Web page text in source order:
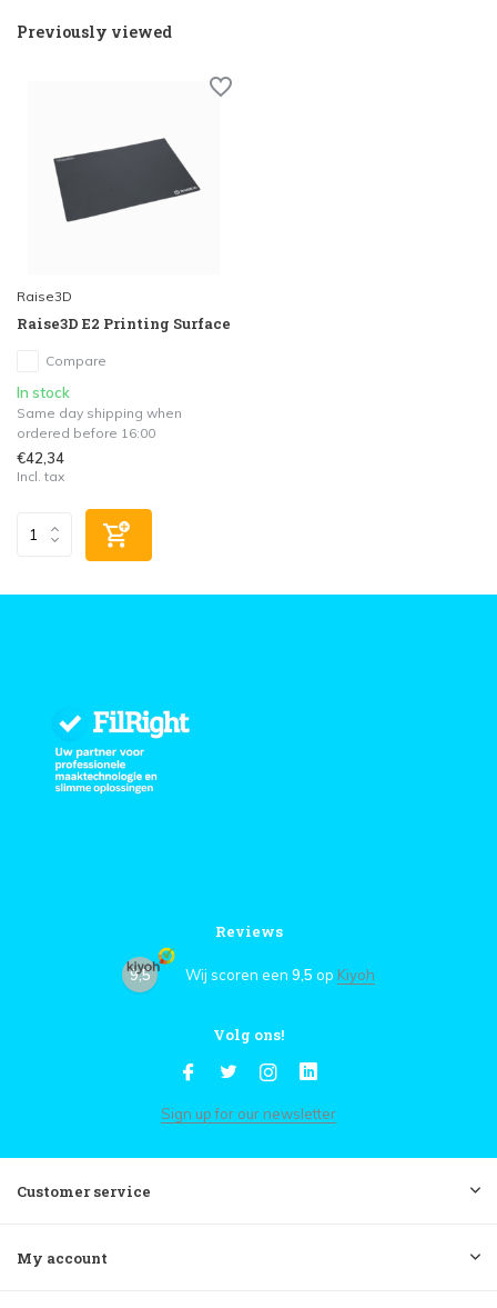
Previously viewed
Raise3D
Raise3D E2 Printing Surface
Compare
In stock
Same day shipping when
ordered before 16:00
€42,34
Incl. tax
Reviews
9,5 Wij scoren een 9,5 op Kiyoh
Volg ons!
Sign up for our newsletter
Customer service
My account